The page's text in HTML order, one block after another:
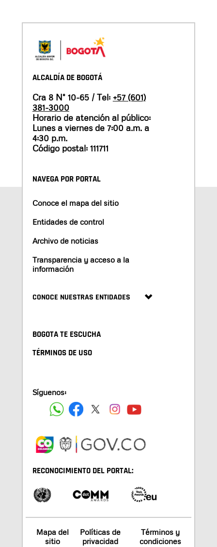
ALCALDÍA DE BOGOTÁ
Cra 8 N° 10-65 / Tel: +57 (601)
381-3000
Horario de atención al público:
Lunes a viernes de 7:00 a.m. a
4:30 p.m.
Código postal: 111711
NAVEGA POR PORTAL
Conoce el mapa del sitio
Entidades de control
Archivo de noticias
Transparencia y acceso a la
información
CONOCE NUESTRAS ENTIDADES
BOGOTA TE ESCUCHA
TÉRMINOS DE USO
Síguenos:
RECONOCIMIENTO DEL PORTAL:
Mapa del
sitio
Políticas de
privacidad
Términos y
condiciones